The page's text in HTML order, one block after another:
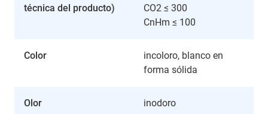
técnica del producto)
CO2 ≤ 300
CnHm ≤ 100
Color
incoloro, blanco en
forma sólida
Olor inodoro